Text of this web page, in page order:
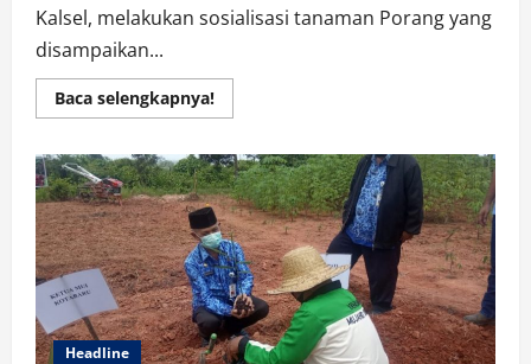
Kalsel, melakukan sosialisasi tanaman Porang yang
disampaikan...
Baca selengkapnya!Read
more
Ekonomi
Kewirausahaan
PW
Muhammadiyah
Kalsel,
Lakukan
Sosialisasi
Tanaman
Porang
Bernilai
Ekonomis
Tinggi
Headline